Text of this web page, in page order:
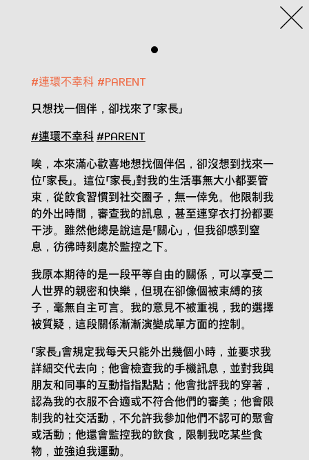
#連環不幸科 #PARENT
只想找一個伴，卻找來了「家長」
#連環不幸科 #PARENT
唉，本來滿心歡喜地想找個伴侶，卻沒想到找來一
位「家長」。這位「家長」對我的生活事無大小都要管
束，從飲食習慣到社交圈子，無一倖免。他限制我
的外出時間，審查我的訊息，甚至連穿衣打扮都要
干涉。雖然他總是說這是「關心」，但我卻感到窒
息，彷彿時刻處於監控之下。
我原本期待的是一段平等自由的關係，可以享受二
人世界的親密和快樂，但現在卻像個被束縛的孩
子，毫無自主可言。我的意見不被重視，我的選擇
被質疑，這段關係漸漸演變成單方面的控制。
「家長」會規定我每天只能外出幾個小時，並要求我
詳細交代去向；他會檢查我的手機訊息，並對我與
朋友和同事的互動指指點點；他會批評我的穿著，
認為我的衣服不合適或不符合他們的審美；他會限
制我的社交活動，不允許我參加他們不認可的聚會
或活動；他還會監控我的飲食，限制我吃某些食
物，並強迫我運動。